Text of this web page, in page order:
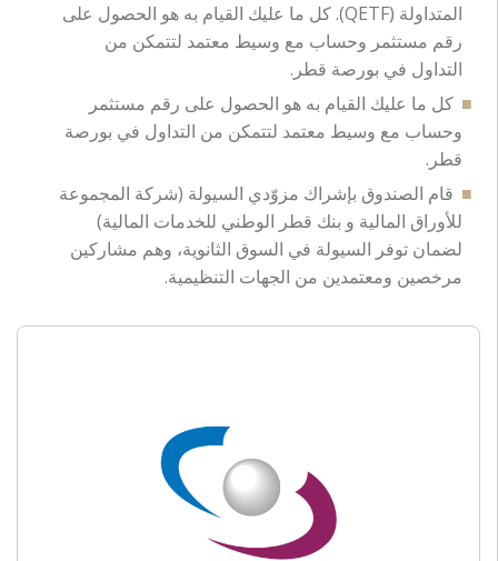
المتداولة (QETF). كل ما عليك القيام به هو الحصول على
رقم مستثمر وحساب مع وسيط معتمد لتتمكن من
التداول في بورصة قطر.
كل ما عليك القيام به هو الحصول على رقم مستثمر
وحساب مع وسيط معتمد لتتمكن من التداول في بورصة
قطر.
قام الصندوق بإشراك مزوّدي السيولة (شركة المجموعة
للأوراق المالية و بنك قطر الوطني للخدمات المالية)
لضمان توفر السيولة في السوق الثانوية، وهم مشاركين
مرخصين ومعتمدين من الجهات التنظيمية.